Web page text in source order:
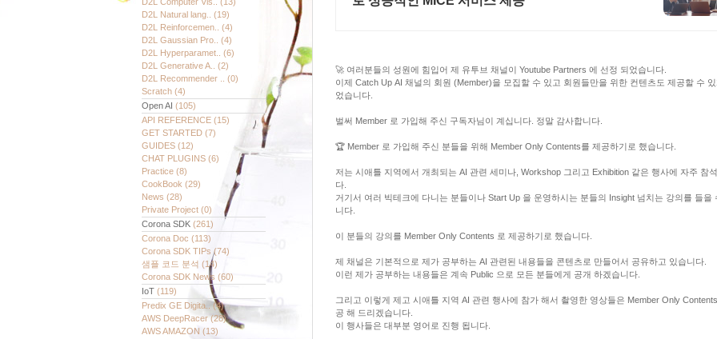
D2L Natural lang.. (19)
D2L Reinforcemen.. (4)
D2L Gaussian Pro.. (4)
D2L Hyperparamet.. (6)
D2L Generative A.. (2)
D2L Recommender .. (0)
Scratch (4)
Open AI (105)
API REFERENCE (15)
GET STARTED (7)
GUIDES (12)
CHAT PLUGINS (6)
Practice (8)
CookBook (29)
News (28)
Private Project (0)
Corona SDK (261)
Corona Doc (113)
Corona SDK TIPs (74)
샘플 코드 분석 (14)
Corona SDK News (60)
IoT (119)
Predix GE Digita.. (4)
AWS DeepRacer(28)
AWS AMAZON (13)
🚀 여러분들의 성원에 힘입어 제 유투브 채널이 Youtube Partners 에 선정 되었습니다.
이제 Catch Up AI 채널의 회원 (Member)을 모집할 수 있고 회원들만을 위한 컨텐츠도 제공할 수
었습니다.
벌써 Member 로 가입해 주신 구독자님이 계십니다. 정말 감사합니다.
🏆 Member 로 가입해 주신 분들을 위해 Member Only Contents를 제공하기로 했습니다.
저는 시애틀 지역에서 개최되는 AI 관련 세미나, Workshop 그리고 Exhibition 같은 행사에 자주 참
다.
거기서 여러 빅테크에 다니는 분들이나 Start Up 을 운영하시는 분들의 Insight 넘치는 강의를 들을
니다.
이 분들의 강의를 Member Only Contents 로 제공하기로 했습니다.
제 채널은 기본적으로 제가 공부하는 AI 관련된 내용들을 콘텐츠로 만들어서 공유하고 있습니다.
이런 제가 공부하는 내용들은 계속 Public 으로 모든 분들에게 공개 하겠습니다.
그리고 이렇게 제고 시애틀 지역 AI 관련 행사에 참가 해서 촬영한 영상들은 Member Only
공 해 드리겠습니다.
이 행사들은 대부분 영어로 진행 됩니다.